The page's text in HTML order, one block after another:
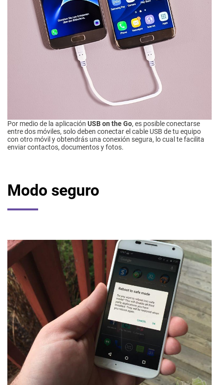
Por medio de la aplicación USB on the Go, es posible conectarse
entre dos móviles, solo deben conectar el cable USB de tu equipo
con otro móvil y obtendrás una conexión segura, lo cual te facilita
enviar contactos, documentos y fotos.
Modo seguro